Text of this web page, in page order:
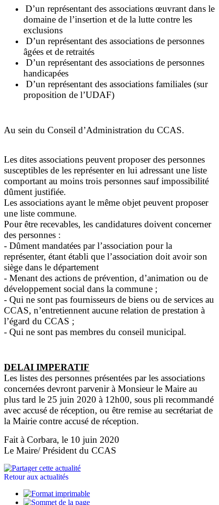
D’un représentant des associations œuvrant dans le
domaine de l’insertion et de la lutte contre les
exclusions
D’un représentant des associations de personnes
âgées et de retraités
D’un représentant des associations de personnes
handicapées
D’un représentant des associations familiales (sur
proposition de l’UDAF)
Au sein du Conseil d’Administration du CCAS.
Les dites associations peuvent proposer des personnes
susceptibles de les représenter en lui adressant une liste
comportant au moins trois personnes sauf impossibilité
dûment justifiée.
Les associations ayant le même objet peuvent proposer
une liste commune.
Pour être recevables, les candidatures doivent concerner
des personnes :
- Dûment mandatées par l’association pour la
représenter, étant établi que l’association doit avoir son
siège dans le département
- Menant des actions de prévention, d’animation ou de
développement social dans la commune ;
- Qui ne sont pas fournisseurs de biens ou de services au
CCAS, n’entretiennent aucune relation de prestation à
l’égard du CCAS ;
- Qui ne sont pas membres du conseil municipal.
DELAI IMPERATIF
Les listes des personnes présentées par les associations
concernées devront parvenir à Monsieur le Maire au
plus tard le 25 juin 2020 à 12h00, sous pli recommandé
avec accusé de réception, ou être remise au secrétariat de
la Mairie contre accusé de réception.
Fait à Corbara, le 10 juin 2020
Le Maire/ Président du CCAS
Retour aux actualités